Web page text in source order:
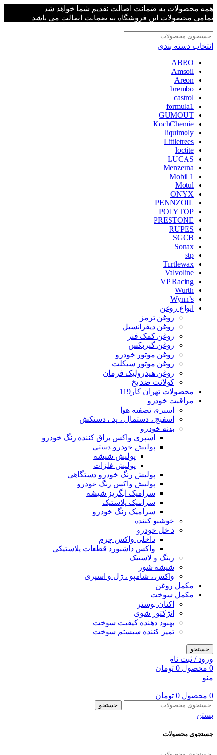
همه محصولات به ضمانت اصالت تقدیم شما خواهد شد
تمامی محصولات این فروشگاه به ضمانت اصالت می باشد
انتخاب دسته بندی
ABRO
Amsoil
Areon
brembo
castrol
formula1
GUMOUT
KochChemie
liquimoly
Littletrees
loctite
LUCAS
Menzerna
Mobil 1
Motul
ONYX
PENNZOIL
POLYTOP
PRESTONE
RUPES
SGCB
Sonax
stp
Turtlewax
Valvoline
VP Racing
Wurth
Wynn’s
انواع روغن
روغن ترمز
روغن دیفرانسیل
روغن کمک فنر
روغن گیربکس
روغن موتور خودرو
روغن موتور سیکلت
روغن هیدرولیک فرمان
کولانت ضد یخ
محصولات تهران کار119
مراقبت خودرو
اسپری تصفیه هوا
اسفنج ، دستمال ، پد ، دستکش
بدنه خودرو
اسپری واکس براق کننده رنگ خودرو
پولیش خودرو دستی
پولیش شیشه
پولیش فلزات
پولیش رنگ خودرو دستگاهی
پولیش واکس رنگ خودرو
سرامیک ابگریز شیشه
سرامیک پلاستیک
سرامیک رنگ خودرو
خوشبو کننده
داخل خودرو
داخلی واکس چرم
واکس داشبورد قطعات پلاستیکی
رینگ و لاستیک
شیشه شور
واکس ، شامپو ، ژل و اسپری
مکمل روغن
مکمل سوخت
اکتان بوستر
انژکتور شوی
بهبود دهنده کیفیت سوخت
تمیز کننده سیستم سوخت
جستجو
ورود / ثبت نام
0 محصول 0 تومان
منو
0 محصول 0 تومان
جستجو
بستن
جستجوی محصولات